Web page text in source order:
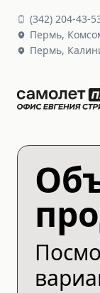
(342) 204-43-
Пермь,
Пермь,